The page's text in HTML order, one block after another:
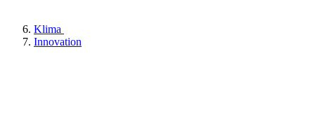
Klima
Innovation